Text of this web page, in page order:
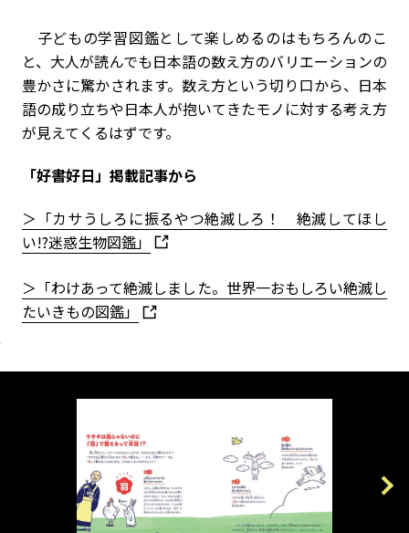
子どもの学習図鑑として楽しめるのはもちろんのこ
と、大人が読んでも日本語の数え方のバリエーションの
豊かさに驚かされます。数え方という切り口から、日本
語の成り立ちや日本人が抱いてきたモノに対する考え方
が見えてくるはずです。
「好書好日」掲載記事から
＞「カサうしろに振るやつ絶滅しろ！ 絶滅してほし
い!?迷惑生物図鑑」
＞「わけあって絶滅しました。世界一おもしろい絶滅し
たいきもの図鑑」
Next